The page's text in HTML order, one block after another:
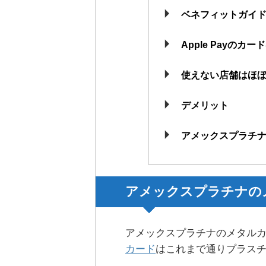
ベネフィットガイ
Apple Payのカー
使えない店舗はほ
デメリット
アメックスプラチ
アメックスプラチナ
アメックスプラチナのメタル
カードはこれまで通りプラス